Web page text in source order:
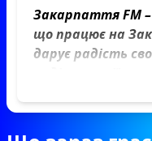
Закарпаття FM –
що працює на
дарує радість
радіостанції
українських та
Тому не дивно,